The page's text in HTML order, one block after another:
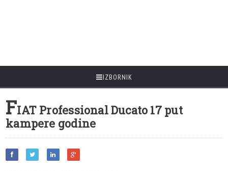
IZBORNIK
FIAT Professional Ducato 17 put
kampere godine